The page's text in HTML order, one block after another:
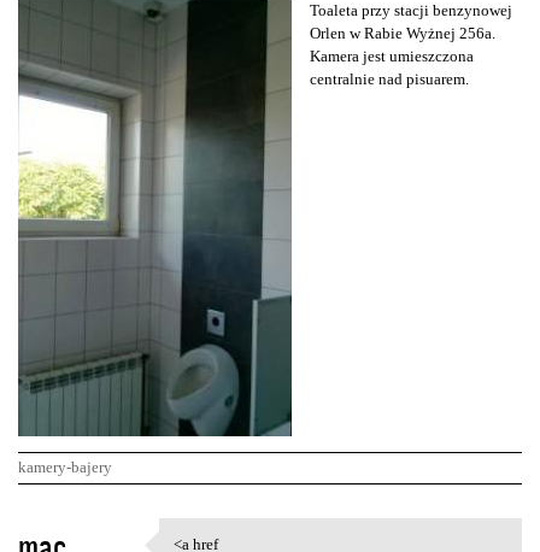
Toaleta przy stacji benzynowej
Orlen w Rabie Wyżnej 256a.
Kamera jest umieszczona
centralnie nad pisuarem.
kamery-bajery
K
<a href